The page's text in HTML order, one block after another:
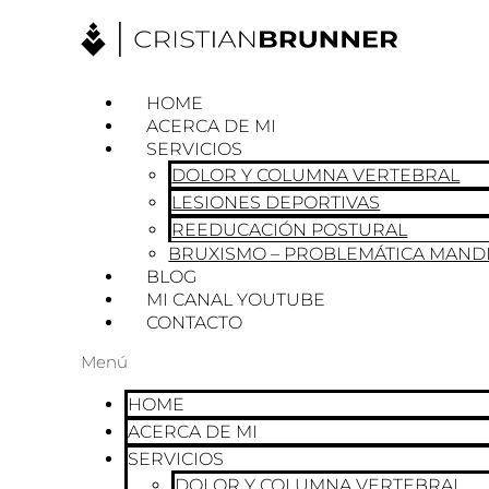
HOME
ACERCA DE MI
SERVICIOS
DOLOR Y COLUMNA VERTEBRAL
LESIONES DEPORTIVAS
REEDUCACIÓN POSTURAL
BRUXISMO – PROBLEMÁTICA
BLOG
MI CANAL YOUTUBE
CONTACTO
Menú
HOME
ACERCA DE MI
SERVICIOS